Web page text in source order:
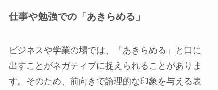
仕事や勉強での「あきらめる」
ビジネスや学業の場では、「あきらめる」と口に
出すことがネガティブに捉えられることがありま
す。そのため、前向きで論理的な印象を与える表